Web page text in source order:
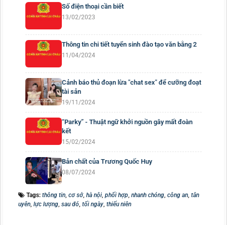
Số điện thoại cần biết
13/02/2023
Thông tin chi tiết tuyển sinh đào tạo văn bằng 2
11/04/2024
Cảnh báo thủ đoạn lừa "chat sex" để cưỡng đoạt
tài sản
19/11/2024
“Parky” - Thuật ngữ khởi nguồn gây mất đoàn
kết
15/02/2024
Bản chất của Trương Quốc Huy
08/07/2024
Tags: thông tin, cơ sở, hà nội, phối hợp, nhanh chóng, công an, tân
uyên, lực lượng, sau đó, tối ngày, thiếu niên